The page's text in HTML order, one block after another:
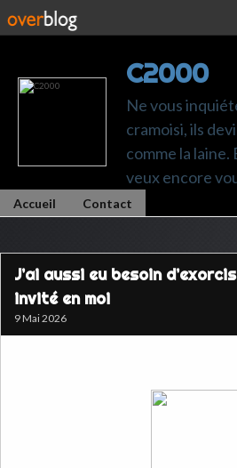
C2000
Ne vous
cramoisi, ils
comme la laine.
veux encore
Accueil Contact
J’ai aussi eu besoin
invité en moi
9 Mai 2026